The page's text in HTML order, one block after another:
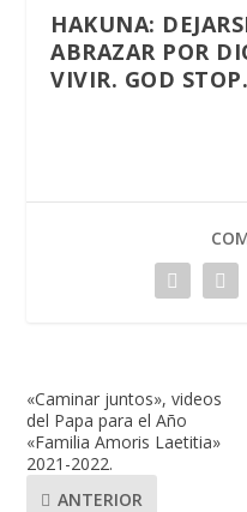
HAKUNA:
ABRAZAR POR
VIVIR. GOD STOP.
«Caminar juntos», videos
del Papa para el Año
«Familia Amoris Laetitia»
2021-2022.
ANTERIOR